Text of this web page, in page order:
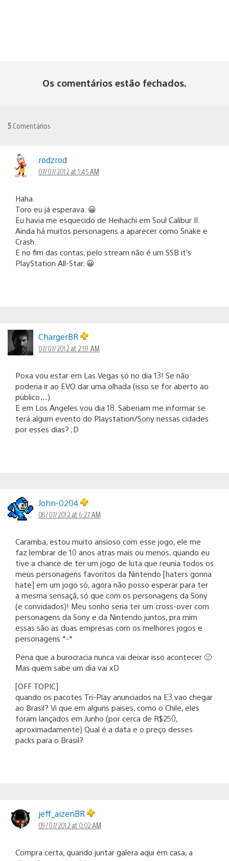
Os comentários estão fechados.
5 Comentários
rodzrod
07/07/2012 at 1:45 AM
Haha.
Toro eu já esperava. 😀
Eu havia me esquecido de Heihachi em Soul Calibur II.
Ainda há muitos personagens a aparecer como Snake e
Crash.
E no fim das contas, pelo stream não é um SSB it’s
PlayStation All-Star. 😀
ChargerBR
07/07/2012 at 2:59 AM
Poxa vou estar em Las Vegas só no dia 13! Se não
poderia ir ao EVO dar uma olhada (isso se for aberto ao
público…)
E em Los Angeles vou dia 18. Saberiam me informar se
terá algum evento do Playstation/Sony nessas cidades
por esses dias? ;D
John-0204
08/07/2012 at 6:27 AM
Caramba, estou muito ansioso com esse jogo, ele me
faz lembrar de 10 anos atras mais ou menos, quando eu
tive a chance de ter um jogo de luta que reunia todos os
meus personagens favoritos da Nintendo [haters gonna
hate] em um jogo só, agora não posso esperar para ter
a mesma sensaçã, só que com os personagens da Sony
(e convidados)! Meu sonho seria ter um cross-over com
personagens da Sony e da Nintendo juntos, pra mim
essas são as duas empresas com os melhores jogos e
personagens *-*
Pena que a burocracia nunca vai deixar isso acontecer 🙁
Mas quem sabe um dia vai xD
[OFF TOPIC]
quando os pacotes Tri-Play anunciados na E3 vao chegar
ao Brasil? Vi que em alguns paises, como o Chile, eles
foram lançados em Junho (por cerca de R$250,
aproximadamente) Qual é a data e o preço desses
packs para o Brasil?
jeff_aizenBR
09/07/2012 at 0:02 AM
Compra certa, quando juntar galera aqui em casa, a